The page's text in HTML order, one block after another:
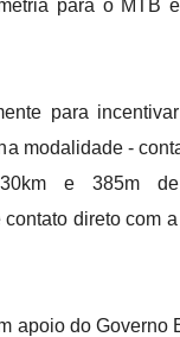
para o MTB
para
modalidade -
e 385m
direto com
apoio do Governo